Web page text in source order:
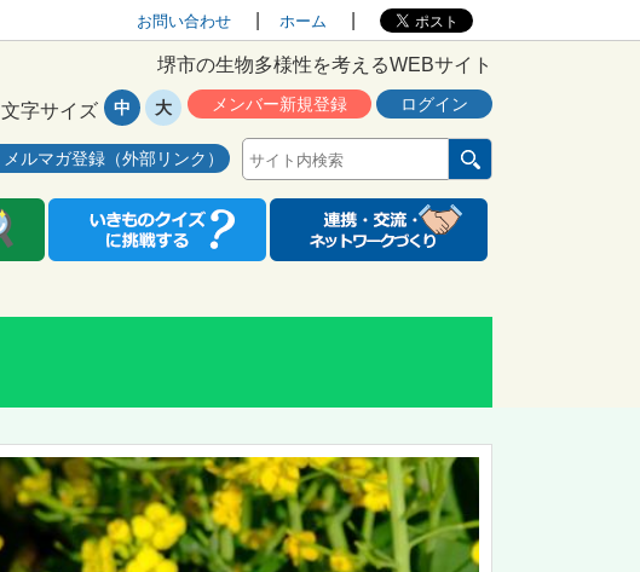
お問い合わせ ホーム
堺市の生物多様性を考えるWEBサイト
メルマガ登録（外部リンク）
メンバー新規登録 ログイン
文字サイズ 中 大